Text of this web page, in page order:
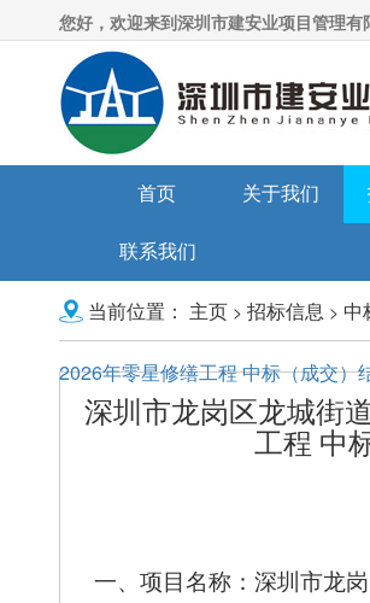
您好，欢迎来到深圳市建安业项目管理有
首页 关于我们
联系我们
当前位置： 主页 > 招标信息 > 中
2026年零星修缮工程 中标（成交）
深圳市龙岗区龙城街
工程 中
一、 项目名称： 深圳市龙